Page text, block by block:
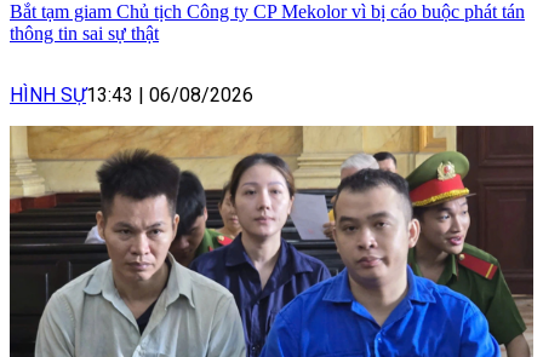
Bắt tạm giam Chủ tịch Công ty CP Mekolor vì bị cáo buộc phát tán
thông tin sai sự thật
HÌNH SỰ13:43 06/08/2026